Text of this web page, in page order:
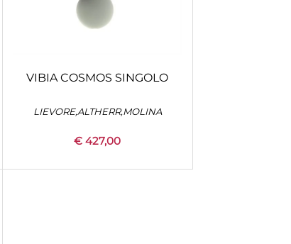
Quantità
CONFIGURA
VIBIA COSMOS SINGOLO
LIEVORE,ALTHERR,MOLINA
€ 427,00